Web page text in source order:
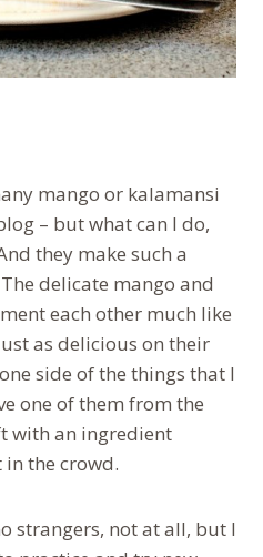
mango or kalamansi
– but what can I do,
they make such a
delicate mango and
each other much like
as delicious on their
side of the things that I
one of them from the
with an ingredient
the crowd.
strangers, not at all, but I